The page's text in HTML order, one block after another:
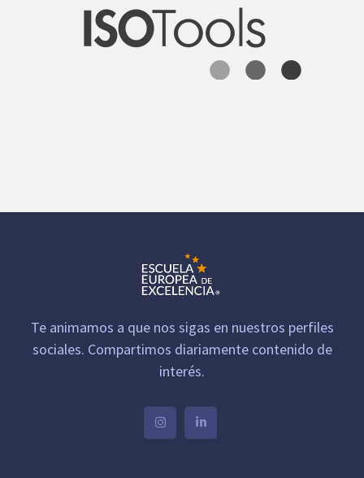
Te animamos a que nos sigas en nuestros perfiles
sociales. Compartimos diariamente contenido de
interés.